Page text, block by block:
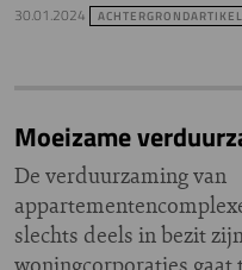
30.01.2024 ACHTERGRONDARTIKEL
Moeizame
De verduurzaming van
slechts deels in bezit